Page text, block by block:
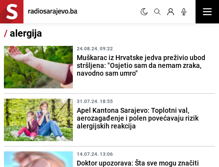
/alergija
24.08.24. 09:22
Muškarac iz Hrvatske jedva preživio ubod
stršljena: "Osjetio sam da nemam zraka,
navodno sam umro"
31.07.24. 18:55
Apel Kantona Sarajevo: Toplotni val,
aerozagađenje i polen povećavaju rizik
alergijskih reakcija
14.07.24. 13:06
Doktor upozorava: Šta sve mogu značiti